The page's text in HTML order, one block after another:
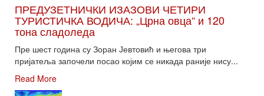
ПРЕДУЗЕТНИЧКИ ИЗАЗОВИ ЧЕТИРИ
ТУРИСТИЧКА ВОДИЧА: „Црна овца“ и 120
тона сладоледа
Пре шест година су Зоран Јевтовић и његова три
пријатеља започели посао којим се никада раније нису...
Read More